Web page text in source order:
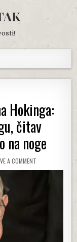
Hokinga:
čitav
na noge
A COMMENT
JEZIVO